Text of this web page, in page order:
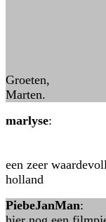
Groeten,
Marten.
marlyse:
een zeer
holland
PiebeJanMan: